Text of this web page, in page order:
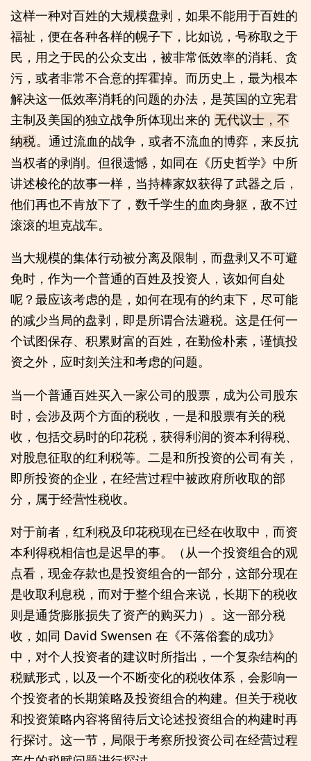
这样一种对百姓的大规模盘剥，如果不能用于百姓的
福祉，便在各种各样的幌子下，比如说，号称取之于
民，用之于民的公众支出，被非常低效率的消耗、贪
污，或者非常不合意的挥霍掉。而历史上，最为根本
解决这一低效率消耗的问题的办法，是英国的立宪君
主制及美国的独立战争所体现出来的 无代议士，不
纳税。通过流血的战争，或者不流血的博弈，来反抗
当权者的剥削。但很遗憾，如同在《历史哲学》中所
讲述梭伦的故事一样，当持棒家奴获得了武器之后，
他们再也不肯放下了，数千学生的血肉身躯，敌不过
滚滚的坦克战车。
当大规模的集体行动被分离及限制，而盘剥又不可避
免时，作为一个普通的百姓及投资人，该如何自处
呢？最应该考虑的是，如何在现有的约束下，尽可能
的减少当局的盘剥，即是所谓合法避税。这是任何一
个试图保存、积累财富的百姓，在勤俭朴素，谨慎投
资之外，应时刻关注和考虑的问题。
当一个普通百姓买入一家公司的股票，成为公司股东
时，会涉及两个方面的税收，一是和股票有关的税
收，包括交易时的印花税，获得利润的资本利得税、
对股息征取的红利税等。二是和所投资的公司有关，
即所投资的企业，在经营过程中被政府所收取的部
分，属于经营性税收。
对于前者，红利税及印花税现在已经在收取中，而资
本利得税相信也是迟早的事。（从一个投资组合的观
点看，现金存款也是投资组合的一部分，这部分现在
是收取利息税，而对于整个组合来说，长期下的税收
则是通货膨胀损失了资产的购买力）。这一部分税
收，如同 David Swensen 在《不落俗套的成功》
中，对个人投资者的建议时所指出，一个复杂结构的
税赋形式，以及一个不断变化的税收体系，会影响一
个投资者的长期策略及投资组合的构建。但关于税收
和投资策略内容将留待后文论述投资组合的构建时再
行探讨。这一节，局限于考察所投资公司在经营过程